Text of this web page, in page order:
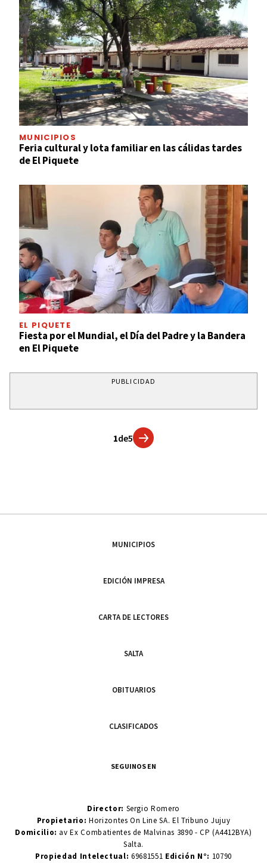
MUNICIPIOS
Feria cultural y lota familiar en las cálidas tardes
de El Piquete
EL PIQUETE
Fiesta por el Mundial, el Día del Padre y la Bandera
en El Piquete
PUBLICIDAD
1de5
MUNICIPIOS
EDICIÓN IMPRESA
CARTA DE LECTORES
SALTA
OBITUARIOS
CLASIFICADOS
SEGUINOS EN
Director: Sergio Romero
Propietario:Horizontes On Line SA. El Tribuno Jujuy
Domicilio: av Ex Combatientes de Malvinas 3890 - CP (A4412BYA)
Salta.
Propiedad Intelectual: 69681551 Edición N°: 10790